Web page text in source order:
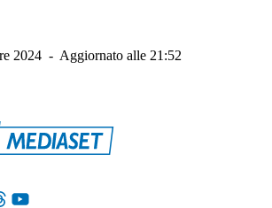
2024 - Aggiornato alle 21:52